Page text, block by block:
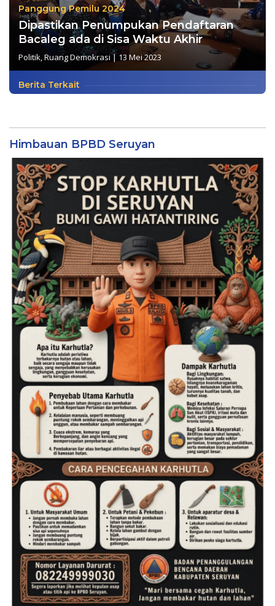
Panggung Pemilu 2024
Dipastikan Penumpukan Pendaftaran
Bacaleg ada di Sisa Waktu Akhir
Politik,Ruang Demokrasi | 13 Mei 2023
Berita Terkait
Himbauan BPBD Seruyan